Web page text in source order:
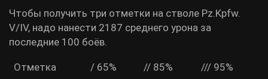
Чтобы получить три отметки на стволе Pz.Kpfw.
V/IV, надо нанести 2187 среднего урона за
последние 100 боёв.
Отметка / 65% // 85% /// 95%